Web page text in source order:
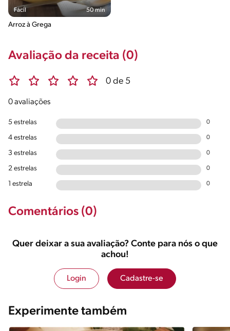
Fácil 50 min
Arroz à Grega
Avaliação da receita (0)
0 de 5
0 avaliações
5 estrelas 0
4 estrelas 0
3 estrelas 0
2 estrelas 0
1 estrela 0
Comentários (0)
Quer deixar a sua avaliação? Conte para nós o que
achou!
Login Cadastre-se
Experimente também